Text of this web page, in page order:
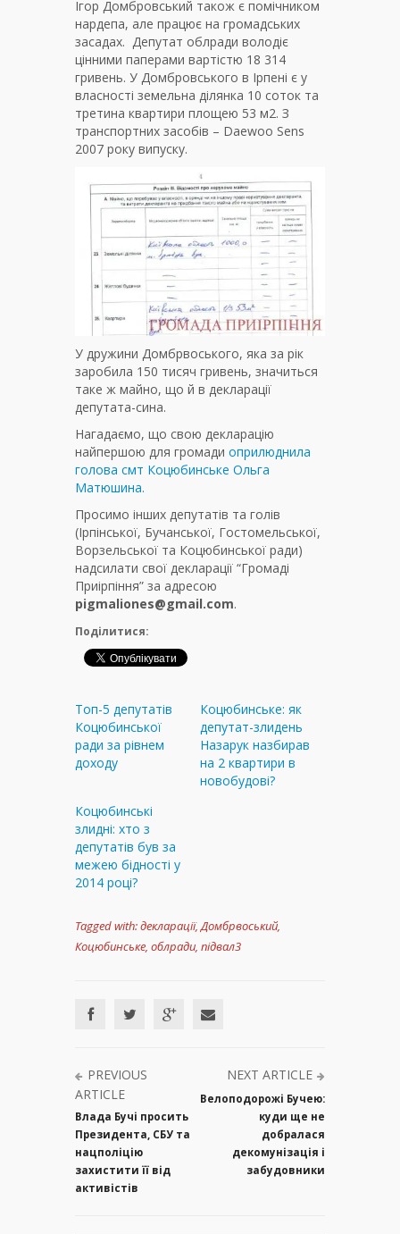
Ігор Домбровський також є помічником
нардепа, але працює на громадських
засадах. Депутат облради володіє
цінними паперами вартістю 18 314
гривень. У Домбровського в Ірпені є у
власності земельна ділянка 10 соток та
третина квартири площею 53 м2. З
транспортних засобів – Daewoo Sens
2007 року випуску.
У дружини Домбрвоського, яка за рік
заробила 150 тисяч гривень, значиться
таке ж майно, що й в декларації
депутата-сина.
Нагадаємо, що свою декларацію
найпершою для громади оприлюднила
голова смт Коцюбинське Ольга
Матюшина.
Просимо інших депутатів та голів
(Ірпінської, Бучанської, Гостомельської,
Ворзельської та Коцюбинської ради)
надсилати свої декларації “Громаді
Приірпіння” за адресою
pigmaliones@gmail.com.
Поділитися:
Топ-5 депутатів
Коцюбинської
ради за рівнем
доходу
Коцюбинське: як
депутат-злидень
Назарук назбирав
на 2 квартири в
новобудові?
Коцюбинські
злидні: хто з
депутатів був за
межею бідності у
2014 році?
Tagged with:декларації,Домбрвоський,
Коцюбинське, облради, підвал3
PREVIOUS
ARTICLE
Влада Бучі просить
Президента, СБУ та
нацполіцію
захистити її від
активістів
NEXT ARTICLE
Велоподорожі Бучею:
куди ще не
добралася
декомунізація і
забудовники